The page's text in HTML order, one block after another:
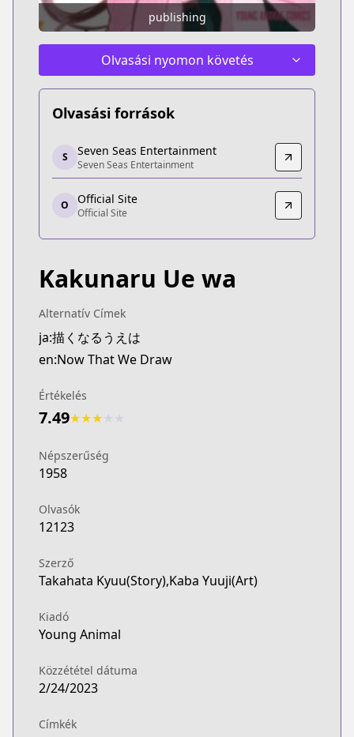
publishing
Olvasási nyomon követés
Olvasási források
Seven Seas Entertainment
Seven Seas Entertainment
https://sevenseasentertainment.com/series/
Official Site
Official Site
https://younganimal.com/series/423d7471396e9
S Seven Seas Entertainment
Seven Seas Entertainment
O Official Site
Official Site
Kakunaru Ue wa
Alternatív Címek
ja:描くなるうえは
en:Now That We Draw
Értékelés
7.49★★★
Népszerűség
1958
Olvasók
12123
Szerző
Takahata Kyuu(Story),Kaba Yuuji(Art)
Kiadó
Young Animal
Közzététel dátuma
2/24/2023
Címkék